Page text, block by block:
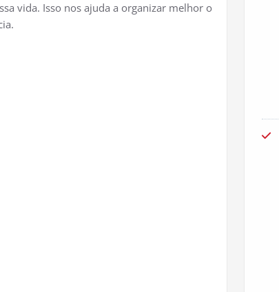
vida. Isso nos ajuda a organizar melhor o